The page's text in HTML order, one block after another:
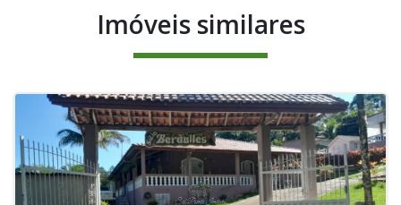
Imóveis similares